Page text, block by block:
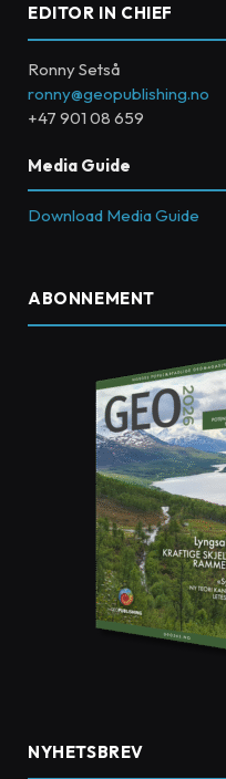
EDITOR IN CHIEF
Ronny Setså
ronny@geopublishing.no
+47 901 08 659
Media Guide
Download Media Guide
ABONNEMENT
NYHETSBREV